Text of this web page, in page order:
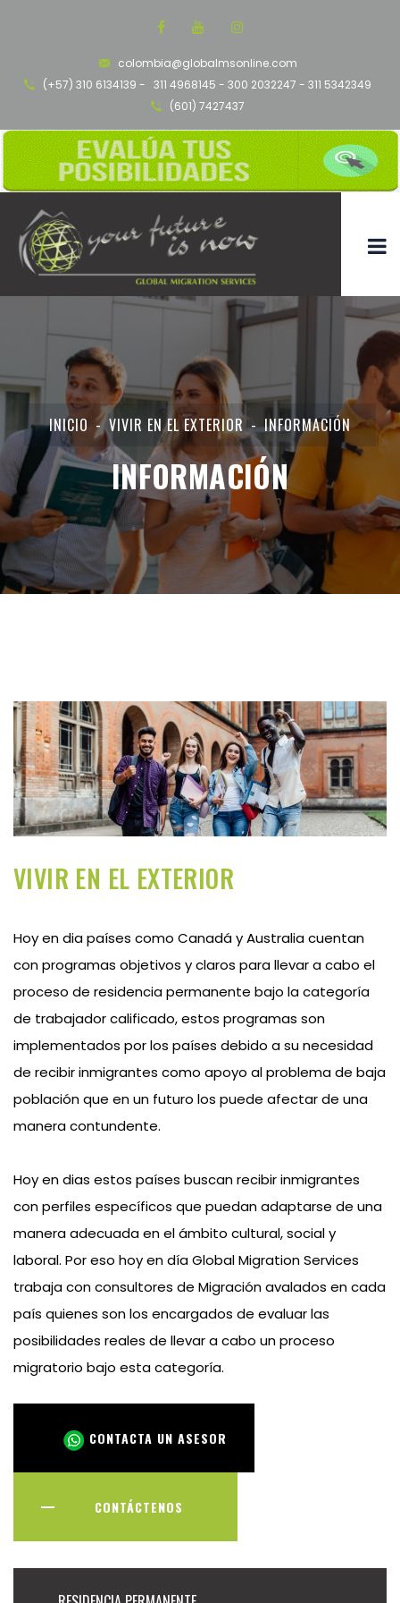
colombia@globalmsonline.com
(+57) 310 6134139 - 311 4968145 - 300 2032247 - 311 5342349
(601) 7427437
INICIO VIVIR EN EL EXTERIOR INFORMACIÓN
INFORMACIÓN
VIVIR EN EL EXTERIOR
Hoy en dia países como Canadá y Australia cuentan
con programas objetivos y claros para llevar a cabo el
proceso de residencia permanente bajo la categoría
de trabajador calificado, estos programas son
implementados por los países debido a su necesidad
de recibir inmigrantes como apoyo al problema de baja
población que en un futuro los puede afectar de una
manera contundente.
Hoy en dias estos países buscan recibir inmigrantes
con perfiles específicos que puedan adaptarse de una
manera adecuada en el ámbito cultural, social y
laboral. Por eso hoy en día Global Migration Services
trabaja con consultores de Migración avalados en cada
país quienes son los encargados de evaluar las
posibilidades reales de llevar a cabo un proceso
migratorio bajo esta categoría.
CONTACTA UN ASESOR
CONTÁCTENOS